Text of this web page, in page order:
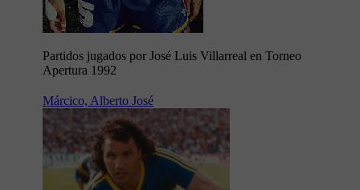
Partidos jugados por José Luis Villarreal en Torneo
Apertura 1992
Márcico, Alberto José